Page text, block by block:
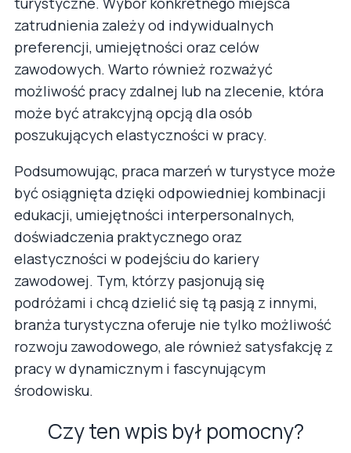
zatrudnienia zależy od indywidualnych
preferencji, umiejętności oraz celów
zawodowych. Warto również rozważyć
możliwość pracy zdalnej lub na zlecenie, która
może być atrakcyjną opcją dla osób
poszukujących elastyczności w pracy.
Podsumowując, praca marzeń w turystyce może
być osiągnięta dzięki odpowiedniej kombinacji
edukacji, umiejętności interpersonalnych,
doświadczenia praktycznego oraz
elastyczności w podejściu do kariery
zawodowej. Tym, którzy pasjonują się
podróżami i chcą dzielić się tą pasją z innymi,
branża turystyczna oferuje nie tylko możliwość
rozwoju zawodowego, ale również satysfakcję z
pracy w dynamicznym i fascynującym
środowisku.
Czy ten wpis był pomocny?